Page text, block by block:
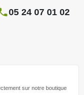
05 24 07 01 02
sur notre boutique